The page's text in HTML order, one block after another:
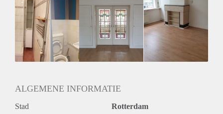
ALGEMENE INFORMATIE
Stad Rotterdam